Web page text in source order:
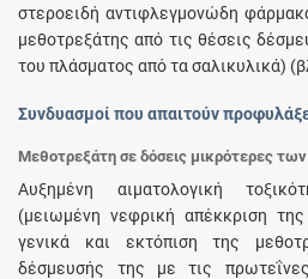
στεροειδή αντιφλεγμονώδη
μεθοτρεξάτης από τις θέσεις
του πλάσματος από τα σαλικυλικά)
Συνδυασμοί που απαιτούν
Μεθοτρεξάτη σε δόσεις μικρότερες
Αυξημένη αιματολογική
(μειωμένη νεφρική απέκκριση
γενικά και εκτόπιση της
δέσμευσής της με τις